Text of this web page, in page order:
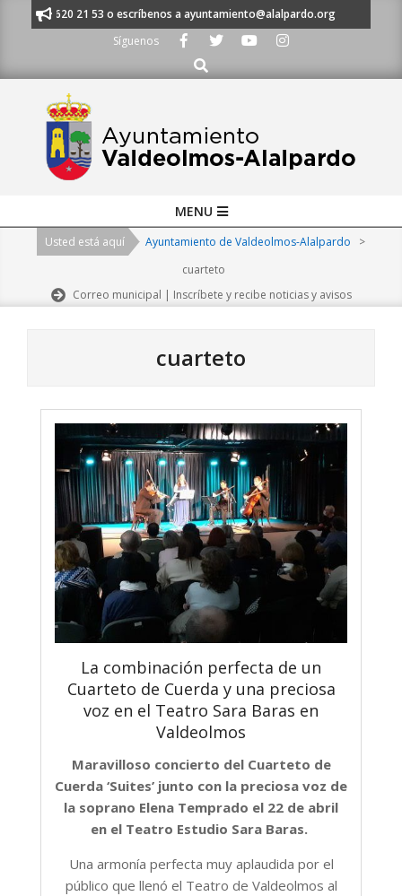
al 91 620 21 53 o escríbenos a ayuntamiento@alalpardo.org
Síguenos
Buscar
Navigation
MENU
Usted está aquí Ayuntamiento de Valdeolmos-Alalpardo
>
cuarteto
Correo municipal | Inscríbete y recibe noticias y avisos
cuarteto
La combinación perfecta de un
Cuarteto de Cuerda y una preciosa
voz en el Teatro Sara Baras en
Valdeolmos
Maravilloso concierto del Cuarteto de
Cuerda ‘Suites’ junto con la preciosa voz de
la soprano Elena Temprado el 22 de abril
en el Teatro Estudio Sara Baras.
Una armonía perfecta muy aplaudida por el
público que llenó el Teatro de Valdeolmos al